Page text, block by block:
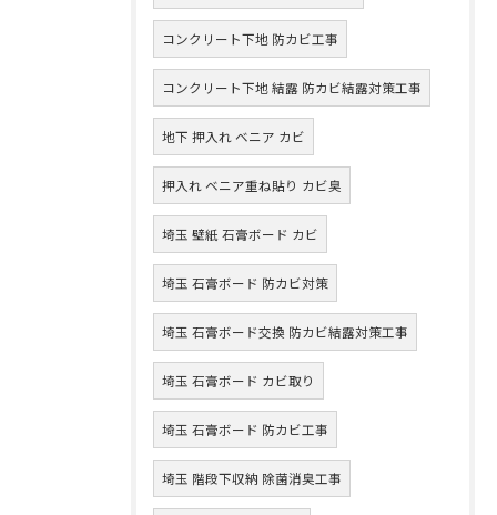
コンクリート下地 防カビ工事
コンクリート下地 結露 防カビ結露対策工事
地下 押入れ ベニア カビ
押入れ ベニア重ね貼り カビ臭
埼玉 壁紙 石膏ボード カビ
埼玉 石膏ボード 防カビ対策
埼玉 石膏ボード交換 防カビ結露対策工事
埼玉 石膏ボード カビ取り
埼玉 石膏ボード 防カビ工事
埼玉 階段下収納 除菌消臭工事